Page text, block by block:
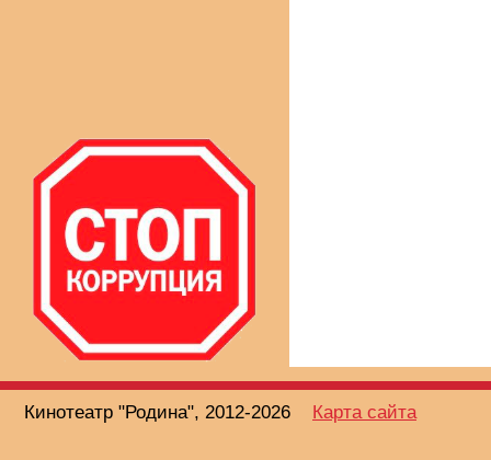
Кинотеатр "Родина", 2012-2026 Карта сайта